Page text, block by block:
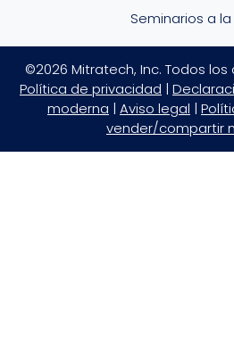
Seminarios a
©2026 Mitratech, Inc. Todos
Política de privacidad |
moderna | Aviso legal |
vender/compartir